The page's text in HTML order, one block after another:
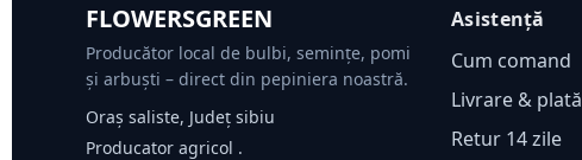
FLOWERSGREEN
Producător local de bulbi, semințe, pomi
și arbuști – direct din pepiniera noastră.
Oraș saliste, Județ sibiu
Producator agricol .
Asistență
Cum comand
Livrare & plată
Retur 14 zile